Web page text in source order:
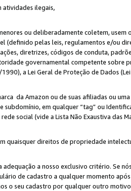
atividades ilegais,
ou deliberadamente coletem, usem
(definido pelas leis, regulamentos e/ou
diretrizes, códigos de conduta,
governamental competente sobre
a Lei Geral de Proteção de Dados
da Amazon ou de suas afiliadas ou
subdomínio, em qualquer “tag” ou
social (vide a Lista Não Exaustiva das
quaisquer direitos de propriedade
adequação a nosso exclusivo critério. Se
de cadastro a qualquer momento
o seu cadastro por qualquer outro